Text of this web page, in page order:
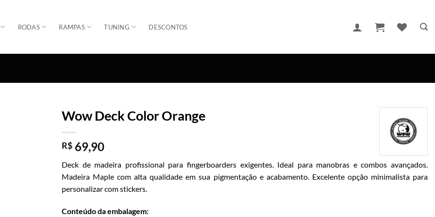
RODAS RAMPAS TUNING DESCONTOS
Wow Deck Color Orange
R$ 69,90
Deck de madeira profissional para fingerboarders exigentes. Ideal para manobras e combos avançados.
Madeira Maple com alta qualidade em sua pigmentação e acabamento. Excelente opção minimalista para
personalizar com stickers.
Conteúdo da embalagem: